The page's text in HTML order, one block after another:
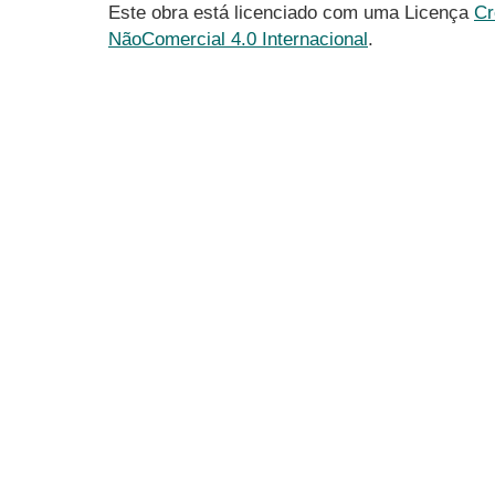
Este obra está licenciado com uma Licença
NãoComercial 4.0 Internacional.